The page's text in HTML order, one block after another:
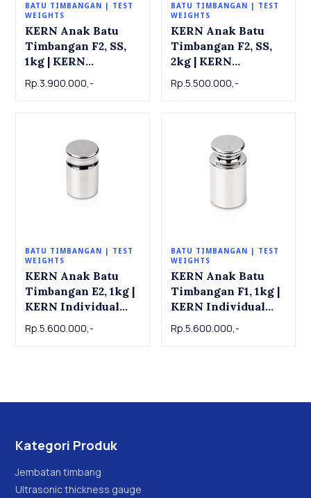
BATU TIMBANGAN | TEST
WEIGHTS
KERN Anak Batu
Timbangan F2, SS,
1kg | KERN
Individual weight
337-11 , OIML Class
Rp.3.900.000,-
BATU TIMBANGAN | TEST
WEIGHTS
KERN Anak Batu
Timbangan F2, SS,
2kg | KERN
Individual weight
337-12 , OIML Class
Rp.5.500.000,-
BATU TIMBANGAN | TEST
WEIGHTS
KERN Anak Batu
Timbangan E2, 1kg |
KERN Individual
OIML Class E2, 1 kg
Rp.5.600.000,-
BATU TIMBANGAN | TEST
WEIGHTS
KERN Anak Batu
Timbangan F1, 1kg |
KERN Individual
OIML Class F1, 1 kg
Rp.5.600.000,-
Kategori Produk
Jembatan timbang
Ultrasonic thickness gauge